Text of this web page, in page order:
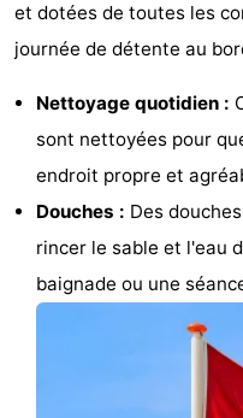
Hollands
Noordwijk
-
Scheveningen
Haye
Rotterdam
Rockanje
Météo
et dotées de toutes les
journée de détente au
Nettoyage quotidien :
sont nettoyées pour
endroit propre et
Douches : Des
rincer le sable et l'eau
baignade ou une